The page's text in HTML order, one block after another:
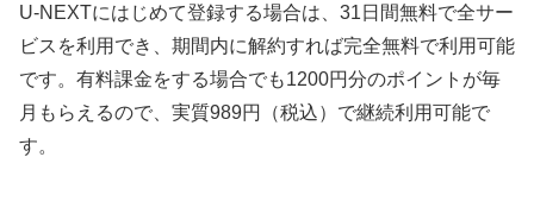
U-NEXTにはじめて登録する場合は、31日間無料で全サー
ビスを利用でき、期間内に解約すれば完全無料で利用可能
です。有料課金をする場合でも1200円分のポイントが毎
月もらえるので、実質989円（税込）で継続利用可能で
す。